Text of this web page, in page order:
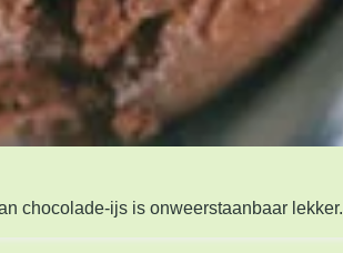
chocolade-ijs is onweerstaanbaar lekker.